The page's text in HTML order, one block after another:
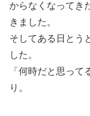
からなくなってき
きました。
そしてある日とう
した。
「何時だと思っ
り。